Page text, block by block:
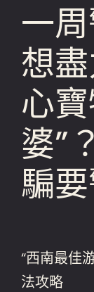
一
想
心
婆”
騙
“西南最佳
法攻略